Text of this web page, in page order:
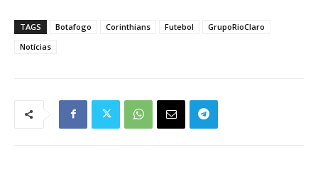
TAGS Botafogo Corinthians Futebol
GrupoRioClaro
Notícias